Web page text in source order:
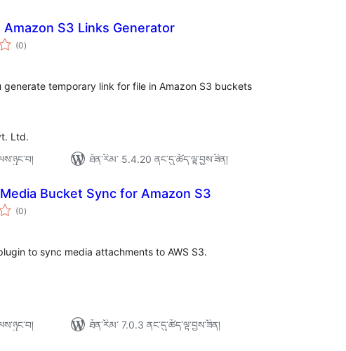
Amazon S3 Links Generator
(0གདེང་
འཇོག་
)
generate temporary link for file in Amazon S3 buckets
Ltd.
ཐོན་རིམ་ 5.4.20 ནང་དུ་ཚོད་ལྟ་བྱས་ཟིན།
Bucket Sync for Amazon S3
(0གདེང་
འཇོག་
)
to sync media attachments to AWS S3.
ཐོན་རིམ་ 7.0.3 ནང་དུ་ཚོད་ལྟ་བྱས་ཟིན།